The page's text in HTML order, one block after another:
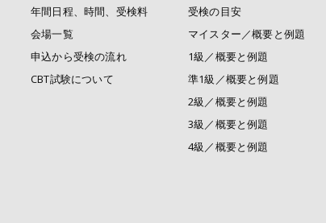
年間日程、時間、受検料
会場一覧
申込から受検の流れ
CBT試験について
受検の目安
マイスター／概要と例題
1級／概要と例題
準1級／概要と例題
2級／概要と例題
3級／概要と例題
4級／概要と例題